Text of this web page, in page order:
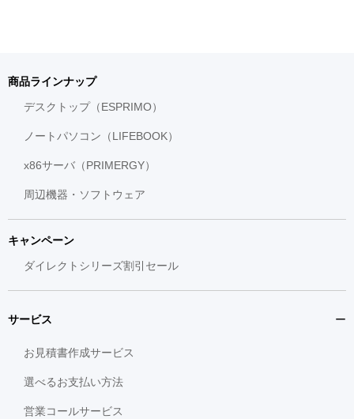
商品ラインナップ
デスクトップ（ESPRIMO）
ノートパソコン（LIFEBOOK）
x86サーバ（PRIMERGY）
周辺機器・ソフトウェア
キャンペーン
ダイレクトシリーズ割引セール
サービス
お見積書作成サービス
選べるお支払い方法
営業コールサービス